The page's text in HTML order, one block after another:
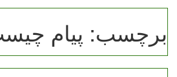
برچسب: پیام